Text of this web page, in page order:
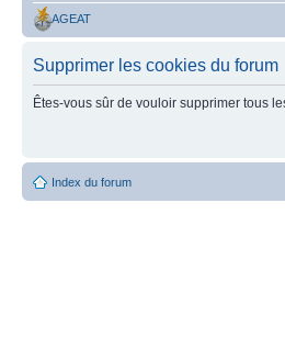
AGEAT
Supprimer les cookies du forum
Êtes-vous sûr de vouloir supprimer tous
Index du forum